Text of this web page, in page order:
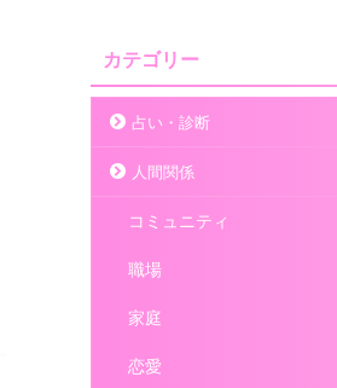
カテゴリー
占い・診断
人間関係
コミュニティ
職場
家庭
恋愛